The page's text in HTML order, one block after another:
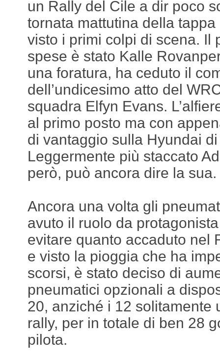
un Rally del Cile a dir poco
tornata mattutina della
visto i primi colpi di scena. Il
spese è stato Kalle
una foratura, ha ceduto il
dell’undicesimo atto del
squadra Elfyn Evans.
al primo posto ma con
di vantaggio sulla Hyundai
Leggermente più staccato
però, può ancora dire la sua.
Ancora una volta gli
avuto il ruolo da
evitare quanto accaduto nel
e visto la pioggia che ha
scorsi, è stato deciso di
pneumatici opzionali a
20, anziché i 12 solitamente
rally, per in totale di ben 28
pilota.